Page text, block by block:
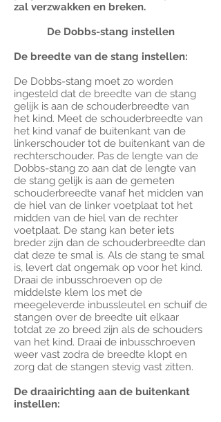
zal verzwakken en breken.
De Dobbs-stang instellen
De breedte van de stang instellen:
De Dobbs-stang moet zo worden
ingesteld dat de breedte van de stang
gelijk is aan de schouderbreedte van
het kind. Meet de schouderbreedte van
het kind vanaf de buitenkant van de
linkerschouder tot de buitenkant van de
rechterschouder. Pas de lengte van de
Dobbs-stang zo aan dat de lengte van
de stang gelijk is aan de gemeten
schouderbreedte vanaf het midden van
de hiel van de linker voetplaat tot het
midden van de hiel van de rechter
voetplaat. De stang kan beter iets
breder zijn dan de schouderbreedte dan
dat deze te smal is. Als de stang te smal
is, levert dat ongemak op voor het kind.
Draai de inbusschroeven op de
middelste klem los met de
meegeleverde inbussleutel en schuif de
stangen over de breedte uit elkaar
totdat ze zo breed zijn als de schouders
van het kind. Draai de inbusschroeven
weer vast zodra de breedte klopt en
zorg dat de stangen stevig vast zitten.
De draairichting aan de buitenkant
instellen: